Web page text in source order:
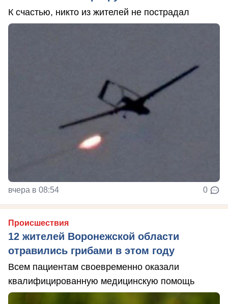
К счастью, никто из жителей не пострадал
вчера в 08:54 0
Происшествия
12 жителей Воронежской области
отравились грибами в этом году
Всем пациентам своевременно оказали
квалифицированную медицинскую помощь